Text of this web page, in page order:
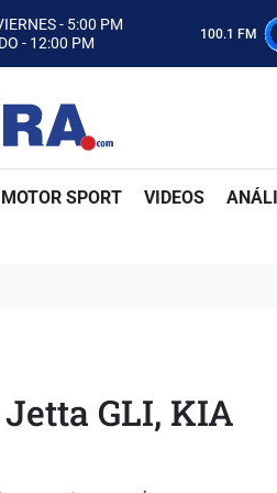
AUTOS AL CIEN
LIRA Y SU EQUIPO
AUTOS AL CIEN
LIRA Y SU EQUIPO
- 5:00 PM
- 12:00 PM
100.1 FM
SPORT VIDEOS
GLI, KIA